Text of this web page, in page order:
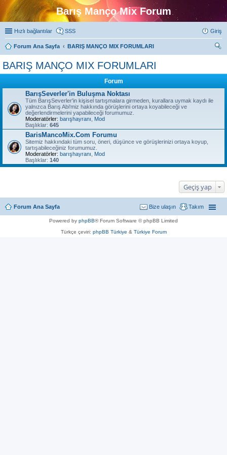
Barış Manço Mix Forum
Hızlı bağlantılar SSS Giriş
Forum Ana Sayfa
BARIŞ MANÇO MIX FORUMLARI
BARIŞ MANÇO MIX FORUMLARI
Forum
BarışSeverler'in Buluşma Noktası
Tüm BarışSeverler'in kişisel tartışmalara girmeden, kurallara uymak kaydı ile
yalnızca Barış Abi'miz hakkında görüşlerini ortaya koyabileceği ve
değerlendirmelerini yapabileceği forumumuz.
Moderatörler: barışhayranı
Mod
Başlıklar: 645
BarisMancoMix.Com Forumu
Sitemiz hakkındaki tüm soru, öneri, düşünce ve görüşlerinizi ortaya koyup,
tartışabileceğiniz forumumuz.
Moderatörler: barışhayranı
Mod
Başlıklar: 140
Geçiş yap
Forum Ana Sayfa Takım
Bize ulaşın
Powered by phpBB® Forum Software © phpBB Limited
Türkçe çeviri: phpBB Türkiye & Türkiye Forum